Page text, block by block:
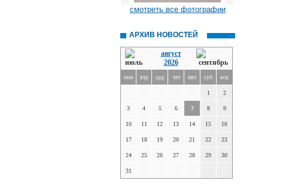
смотреть все фотографии
АРХИВ НОВОСТЕЙ
август
2026
пон втр срд чет пят суб вск
1 2
3 4 5 6 7 8 9
10 11 12 13 14 15 16
17 18 19 20 21 22 23
24 25 26 27 28 29 30
31